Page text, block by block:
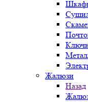
Жалюзи
Назад